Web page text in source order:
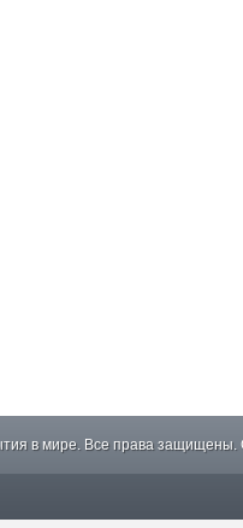
в мире. Все права защищены.